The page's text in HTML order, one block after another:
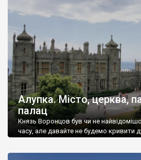
Алупка. Місто, церква,
палац
Князь Воронцов був чи не
часу, але давайте не будемо кривити